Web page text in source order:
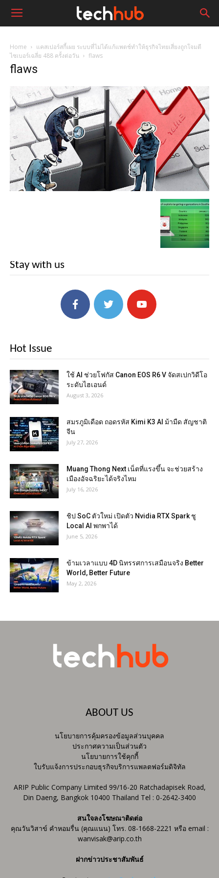
Home
แคสเปอร์สกี้เผย ระบบที่ไม่ได้แก้แพตช์ทำให้ธุรกิจไทยเสี่ยงถูกโจมตี
ไซเบอร์เฉลี่ย 488 ครั้งต่อวัน
flaws
flaws
Stay with us
Hot Issue
ใช้ AI ช่วยโฟกัส Canon EOS R6 V จัดสเปกวิดีโอ
ระดับไฮเอนด์
August 3, 2026
สมรภูมิเดือด ถอดรหัส Kimi K3 AI ม้ามืด สัญชาติ
จีน
July 27, 2026
Muang Thong Next เน็ตที่แรงขึ้น จะช่วยสร้าง
เมืองอัจฉริยะได้จริงไหม
July 16, 2026
ชิป SoC ตัวใหม่ เปิดตัว Nvidia RTX Spark ชู
Local AI พกพาได้
June 5, 2026
ข้ามเวลาแบบ 4D นิทรรศการเสมือนจริง Better
World, Better Future
May 2, 2026
ABOUT US
นโยบายการคุ้มครองข้อมูลส่วนบุคคล
ประกาศความเป็นส่วนตัว
นโยบายการใช้คุกกี้
ใบรับแจ้งการประกอบธุรกิจบริการแพลตฟอร์มดิจิทัล
ARIP Public Company Limited 99/16-20 Ratchadapisek Road,
Din Daeng, Bangkok 10400 Thailand Tel : 0-2642-3400
สนใจลงโฆษณาติดต่อ
คุณวันวิสาข์ คำหอมรื่น (คุณแนน) โทร. 08-1668-2221 หรือ email :
wanvisak@arip.co.th
ฝากข่าวประชาสัมพันธ์